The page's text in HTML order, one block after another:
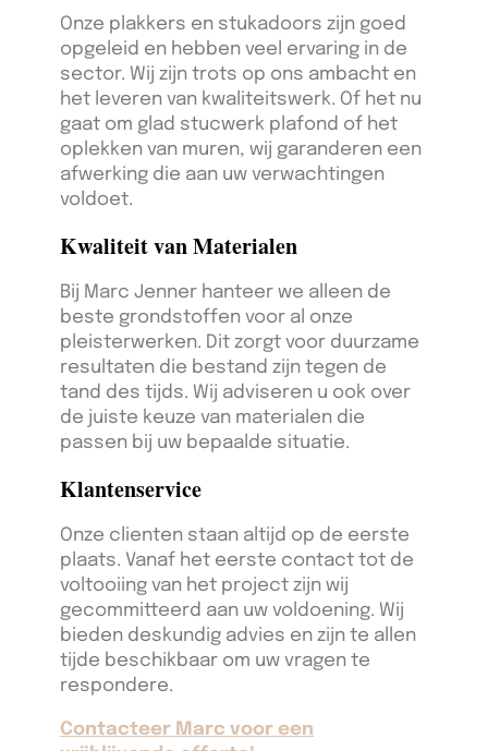
Onze plakkers en stukadoors zijn goed
opgeleid en hebben veel ervaring in de
sector. Wij zijn trots op ons ambacht en
het leveren van kwaliteitswerk. Of het nu
gaat om glad stucwerk plafond of het
oplekken van muren, wij garanderen een
afwerking die aan uw verwachtingen
voldoet.
Kwaliteit van Materialen
Bij Marc Jenner hanteer we alleen de
beste grondstoffen voor al onze
pleisterwerken. Dit zorgt voor duurzame
resultaten die bestand zijn tegen de
tand des tijds. Wij adviseren u ook over
de juiste keuze van materialen die
passen bij uw bepaalde situatie.
Klantenservice
Onze clienten staan altijd op de eerste
plaats. Vanaf het eerste contact tot de
voltooiing van het project zijn wij
gecommitteerd aan uw voldoening. Wij
bieden deskundig advies en zijn te allen
tijde beschikbaar om uw vragen te
respondere.
Contacteer Marc voor een